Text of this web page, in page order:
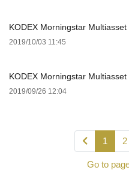
KODEX Morningstar
2019/10/03 11:45
KODEX Morningstar
2019/09/26 12:04
1 2
Go to